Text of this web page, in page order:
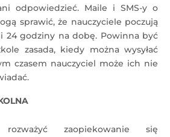
odpowiedzieć. Maile i SMS-y o
sprawić, że nauczyciele poczują
24 godziny na dobę. Powinna być
zasada, kiedy można wysyłać
czasem nauczyciel może ich nie
zaopiekowanie się